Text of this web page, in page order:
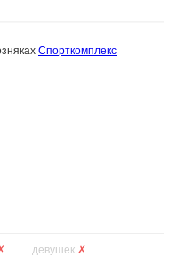
Спорткомплекс
девушек ✗